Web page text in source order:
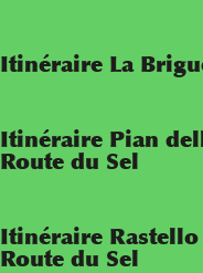
Itinéraire La
Itinéraire Pian
Route du Sel
Itinéraire
Route du Sel